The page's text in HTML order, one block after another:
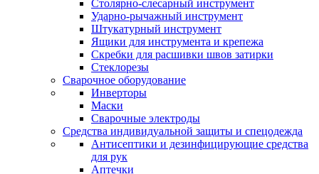
Столярно-слесарный инструмент
Ударно-рычажный инструмент
Штукатурный инструмент
Ящики для инструмента и крепежа
Скребки для расшивки швов затирки
Стеклорезы
Сварочное оборудование
Инверторы
Маски
Сварочные электроды
Средства индивидуальной защиты и спецодежда
Антисептики и дезинфицирующие средства
для рук
Аптечки